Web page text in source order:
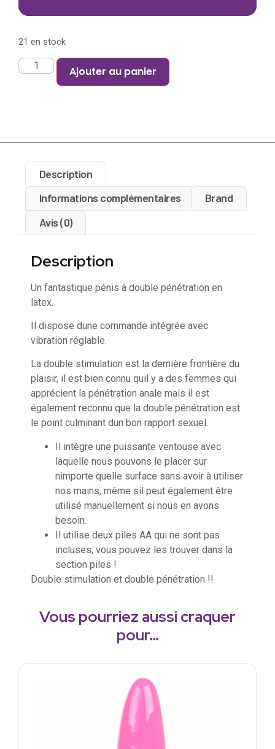
21 en stock
Ajouter au panier
Description
Informations complémentaires
Brand
Avis (0)
Description
Un fantastique pénis à double pénétration en
latex.
Il dispose dune commande intégrée avec
vibration réglable.
La double stimulation est la dernière frontière du
plaisir, il est bien connu quil y a des femmes qui
apprécient la pénétration anale mais il est
également reconnu que la double pénétration est
le point culminant dun bon rapport sexuel.
Il intègre une puissante ventouse avec
laquelle nous pouvons le placer sur
nimporte quelle surface sans avoir à utiliser
nos mains, même sil peut également être
utilisé manuellement si nous en avons
besoin.
Il utilise deux piles AA qui ne sont pas
incluses, vous pouvez les trouver dans la
section piles !
Double stimulation et double pénétration !!
Vous pourriez aussi craquer
pour…